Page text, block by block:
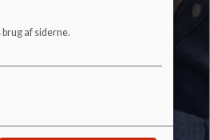
af siderne.